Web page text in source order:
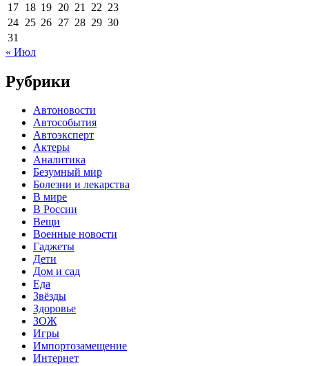
17 18 19 20 21 22 23
24 25 26 27 28 29 30
31
« Июл
Рубрики
Автоновости
Автособытия
Автоэксперт
Актеры
Аналитика
Безумный мир
Болезни и лекарства
В мире
В России
Вещи
Военные новости
Гаджеты
Дети
Дом и сад
Еда
Звёзды
Здоровье
ЗОЖ
Игры
Импортозамещение
Интернет